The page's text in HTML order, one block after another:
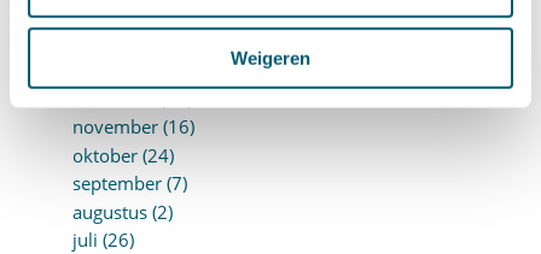
Weigeren
februari (14)
november (16)
oktober (24)
september (7)
augustus (2)
juli (26)